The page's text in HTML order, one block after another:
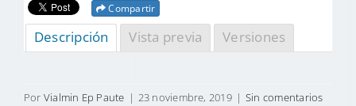
Compartir
Descripción Vista previa Versiones
Por Vialmin Ep Paute | 23 noviembre, 2019 | Sin comentarios